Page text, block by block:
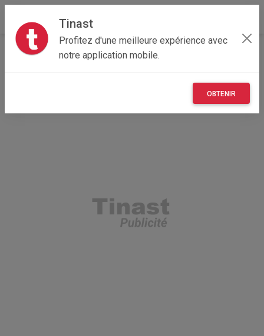
Tinast
Profitez d'une meilleure expérience avec
notre application mobile.
OBTENIR
Accueil Recherche
Hauts-de-France